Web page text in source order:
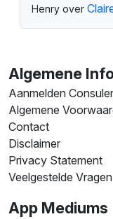
Henry over
Algemene
Aanmelden
Algemene
Contact
Disclaimer
Privacy Statement
Veelgestelde Vragen
App Mediums